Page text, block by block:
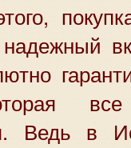
надежный
Ведь в